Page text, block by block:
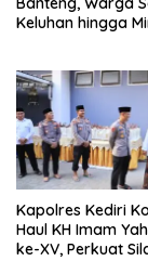
Keluhan hingga
Kapolres Kediri
Haul KH Imam
ke-XV, Perkuat